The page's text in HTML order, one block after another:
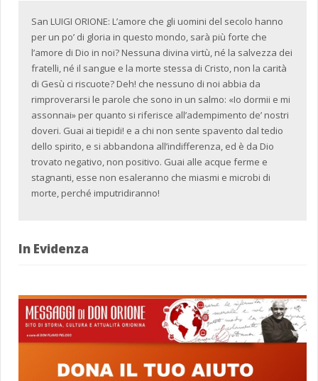
San LUIGI ORIONE: L’amore che gli uomini del secolo hanno
per un po’ di gloria in questo mondo, sarà più forte che
l’amore di Dio in noi? Nessuna divina virtù, né la salvezza dei
fratelli, né il sangue e la morte stessa di Cristo, non la carità
di Gesù ci riscuote? Deh! che nessuno di noi abbia da
rimproverarsi le parole che sono in un salmo: «Io dormii e mi
assonnai» per quanto si riferisce all’adempimento de’ nostri
doveri. Guai ai tiepidi! e a chi non sente spavento dal tedio
dello spirito, e si abbandona all’indifferenza, ed è da Dio
trovato negativo, non positivo. Guai alle acque ferme e
stagnanti, esse non esaleranno che miasmi e microbi di
morte, perché imputridiranno!
In Evidenza